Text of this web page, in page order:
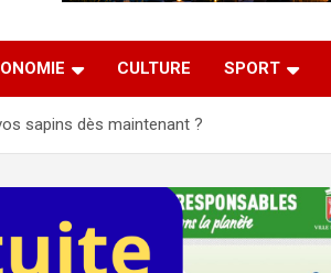
CULTURE SPORT
sapins dès maintenant ?